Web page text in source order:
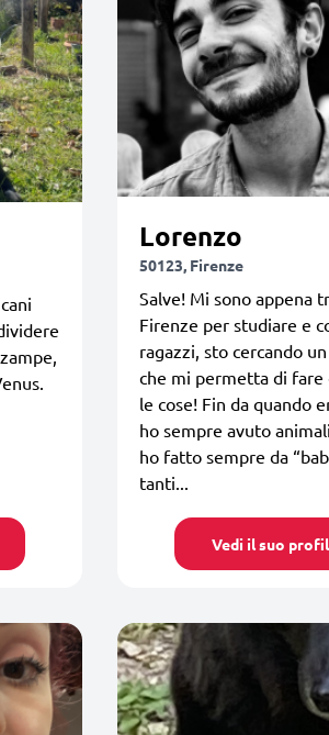
Lorenzo
50123, Firenze
Salve! Mi sono appena
Firenze per studiare e
ragazzi, sto cercando
che mi permetta di fare
le cose! Fin da quando
ho sempre avuto
ho fatto sempre da
tanti...
Vedi il suo